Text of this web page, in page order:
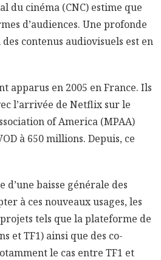
du cinéma (CNC) estime que
d’audiences. Une profonde
contenus audiovisuels est en
apparus en 2005 en France. Ils
l’arrivée de Netflix sur le
of America (MPAA)
à 650 millions. Depuis, ce
d’une baisse générale des
à ces nouveaux usages, les
tels que la plateforme de
et TF1) ainsi que des co-
le cas entre TF1 et